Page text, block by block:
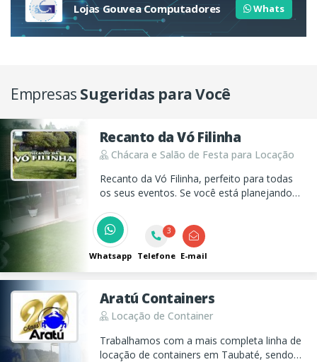
Lojas Gouvea Computadores Whats
Empresas Sugeridas para Você
Recanto da Vó Filinha
Chácara e Salão de Festa para Locação
Recanto da Vó Filinha, perfeito para todas
os seus eventos. Se você está planejando
confraternização ou até mesmo o
casamento dos seus sonhos, a nossa
chácara é o cenário perfeito para você!
Whatsapp
3
Telefone E-mail
Aratú Containers
Locação de Container
Trabalhamos com a mais completa linha de
locação de containers em Taubaté, sendo